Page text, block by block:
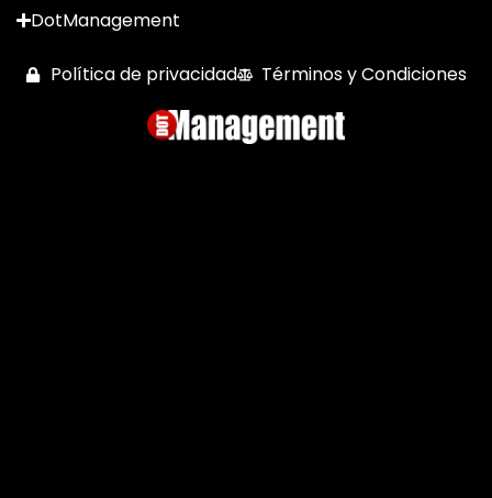
DotManagement
Política de privacidad Términos y Condiciones